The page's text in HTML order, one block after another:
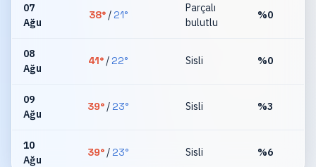
07
Ağu
38°/21°
Parçalı
bulutlu
%0
08
Ağu
41° /22° Sisli %0
09
Ağu
39° /23° Sisli %3
10
Ağu
39° /23° Sisli %6